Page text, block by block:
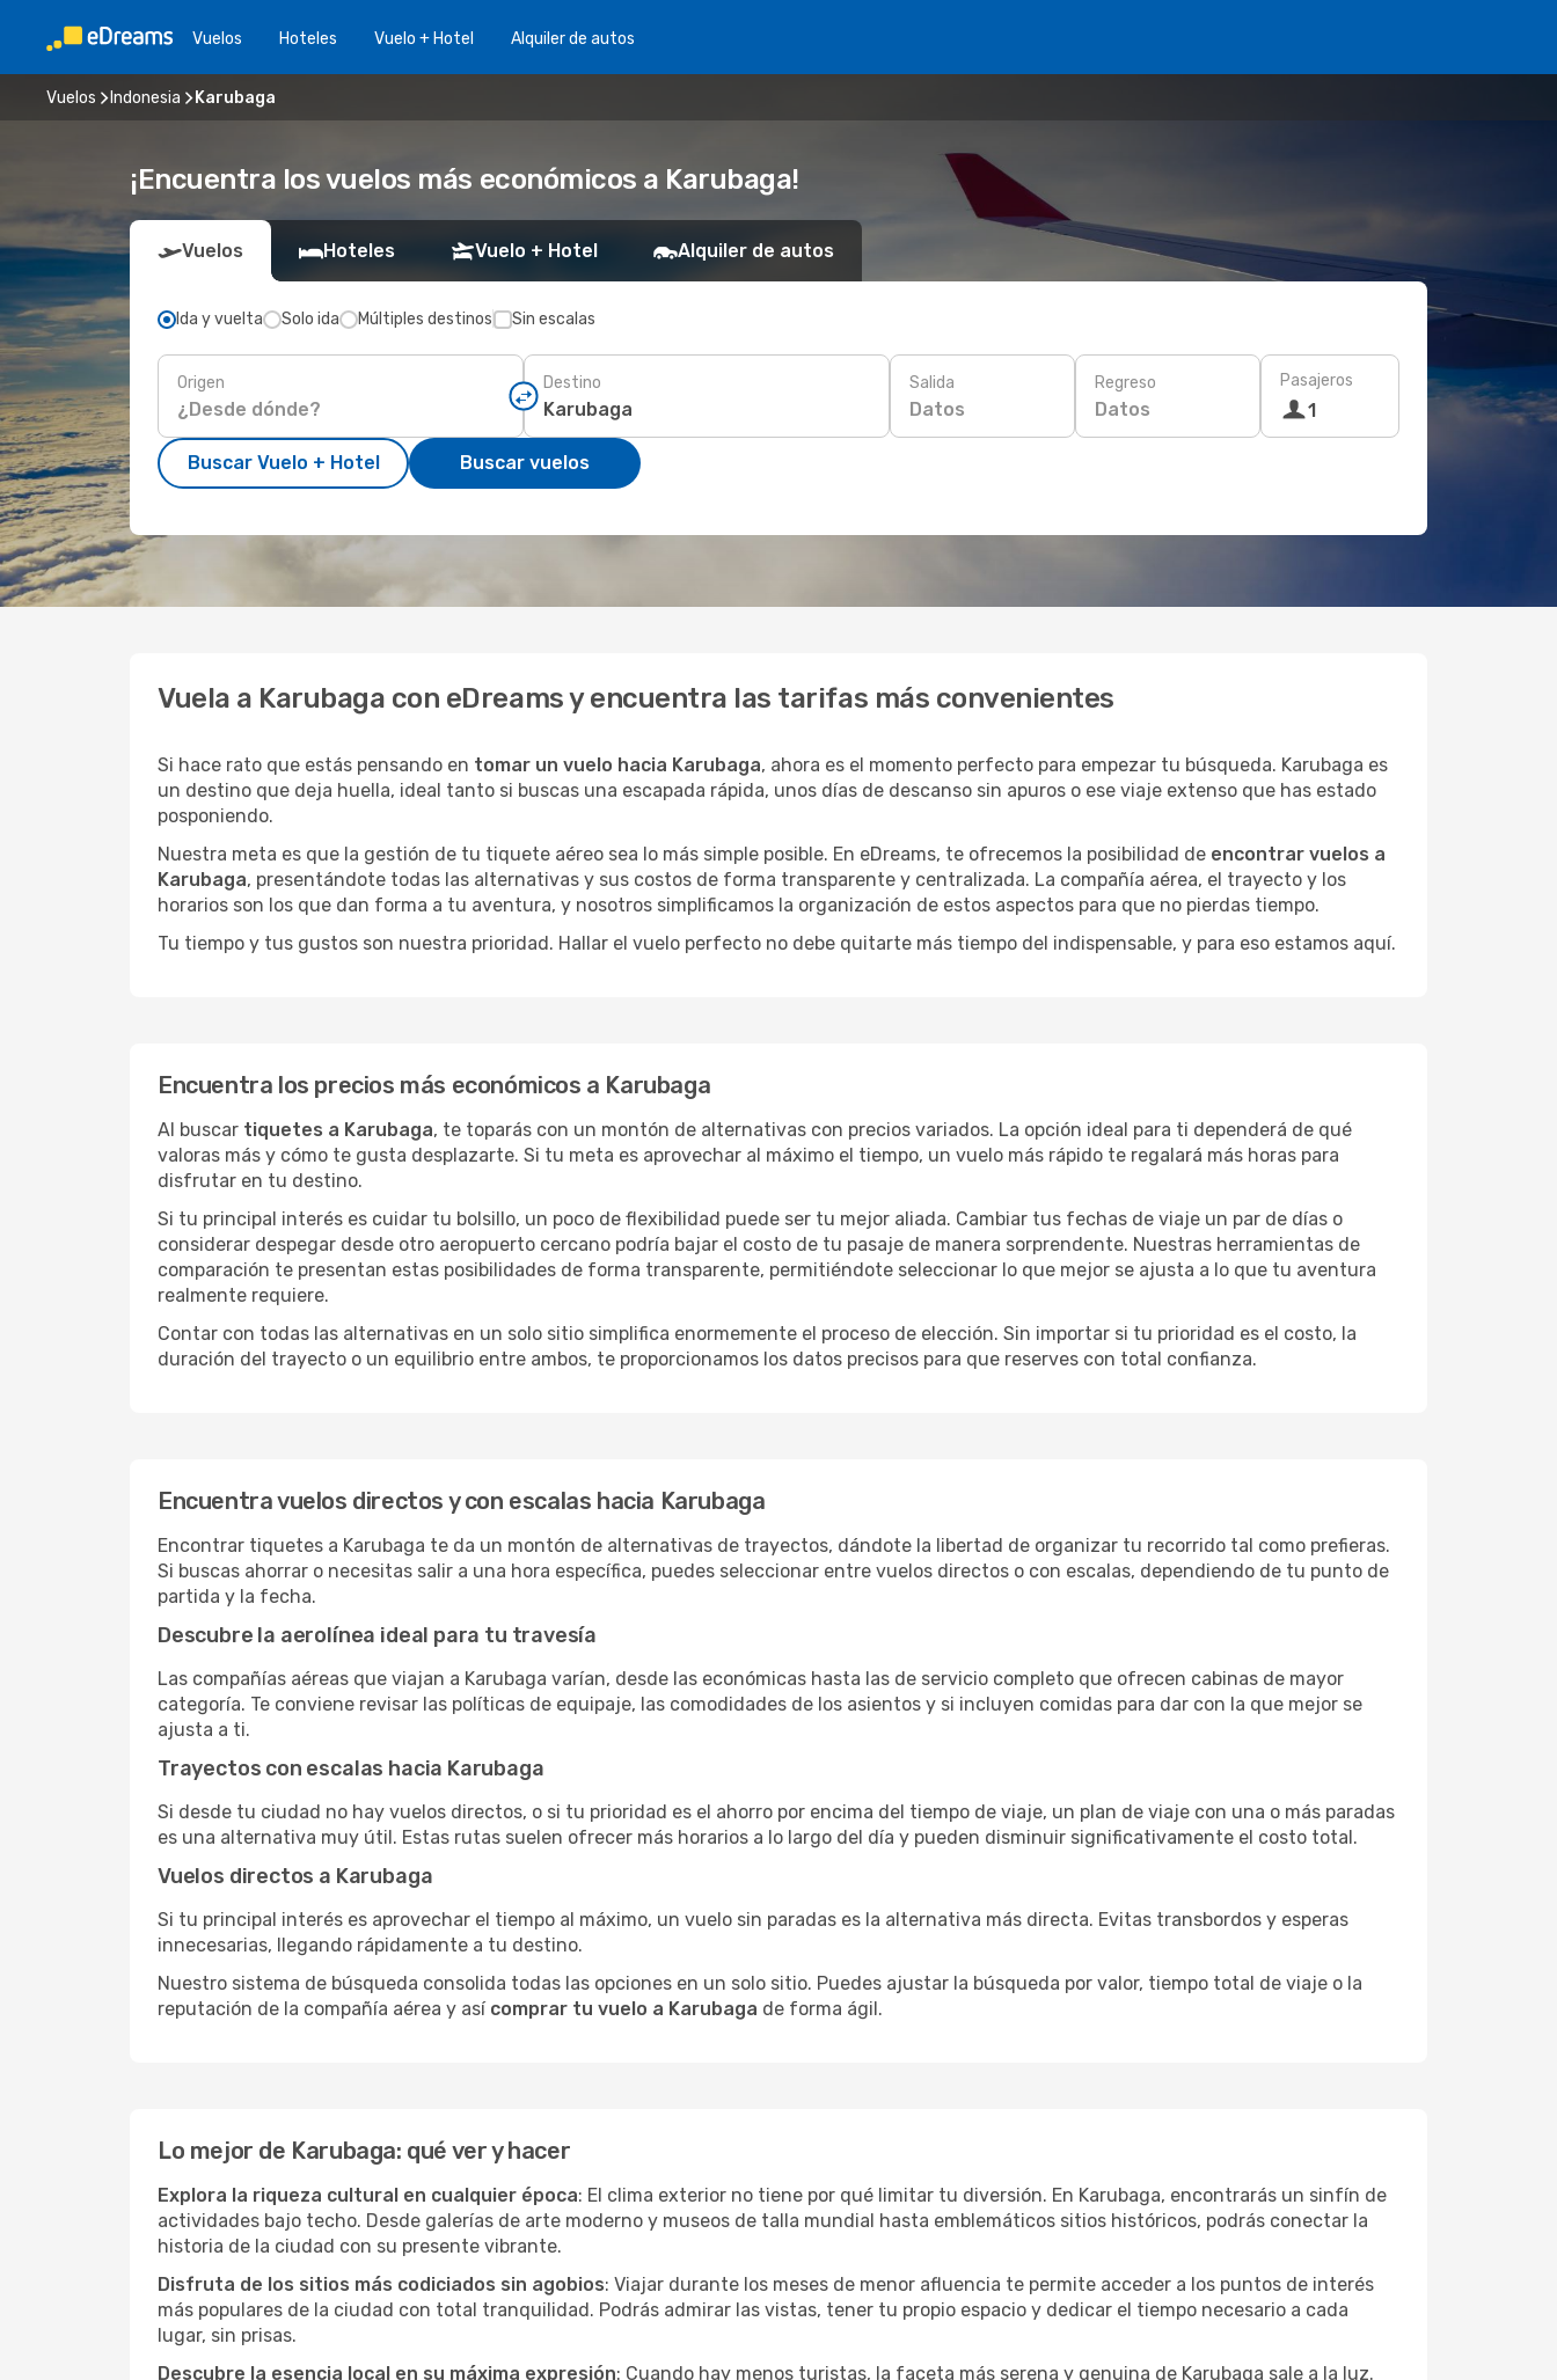
Vuelos Hoteles Vuelo + Hotel Alquiler de autos
Vuelos Indonesia Karubaga
¡Encuentra los vuelos más económicos a Karubaga!
Vuelos Hoteles Vuelo + Hotel Alquiler de autos
Ida y vuelta Solo ida Múltiples destinos Sin escalas
Origen Destino Salida
Datos
Regreso
Datos
Pasajeros
1
Buscar Vuelo + Hotel Buscar vuelos
Vuela a Karubaga con eDreams y encuentra las tarifas más convenientes
Si hace rato que estás pensando en tomar un vuelo hacia Karubaga, ahora es el momento perfecto para empezar tu búsqueda. Karubaga es
un destino que deja huella, ideal tanto si buscas una escapada rápida, unos días de descanso sin apuros o ese viaje extenso que has estado
posponiendo.
Nuestra meta es que la gestión de tu tiquete aéreo sea lo más simple posible. En eDreams, te ofrecemos la posibilidad de encontrar vuelos a
Karubaga, presentándote todas las alternativas y sus costos de forma transparente y centralizada. La compañía aérea, el trayecto y los
horarios son los que dan forma a tu aventura, y nosotros simplificamos la organización de estos aspectos para que no pierdas tiempo.
Tu tiempo y tus gustos son nuestra prioridad. Hallar el vuelo perfecto no debe quitarte más tiempo del indispensable, y para eso estamos aquí.
Encuentra los precios más económicos a Karubaga
Al buscar tiquetes a Karubaga, te toparás con un montón de alternativas con precios variados. La opción ideal para ti dependerá de qué
valoras más y cómo te gusta desplazarte. Si tu meta es aprovechar al máximo el tiempo, un vuelo más rápido te regalará más horas para
disfrutar en tu destino.
Si tu principal interés es cuidar tu bolsillo, un poco de flexibilidad puede ser tu mejor aliada. Cambiar tus fechas de viaje un par de días o
considerar despegar desde otro aeropuerto cercano podría bajar el costo de tu pasaje de manera sorprendente. Nuestras herramientas de
comparación te presentan estas posibilidades de forma transparente, permitiéndote seleccionar lo que mejor se ajusta a lo que tu aventura
realmente requiere.
Contar con todas las alternativas en un solo sitio simplifica enormemente el proceso de elección. Sin importar si tu prioridad es el costo, la
duración del trayecto o un equilibrio entre ambos, te proporcionamos los datos precisos para que reserves con total confianza.
Encuentra vuelos directos y con escalas hacia Karubaga
Encontrar tiquetes a Karubaga te da un montón de alternativas de trayectos, dándote la libertad de organizar tu recorrido tal como prefieras.
Si buscas ahorrar o necesitas salir a una hora específica, puedes seleccionar entre vuelos directos o con escalas, dependiendo de tu punto de
partida y la fecha.
Descubre la aerolínea ideal para tu travesía
Las compañías aéreas que viajan a Karubaga varían, desde las económicas hasta las de servicio completo que ofrecen cabinas de mayor
categoría. Te conviene revisar las políticas de equipaje, las comodidades de los asientos y si incluyen comidas para dar con la que mejor se
ajusta a ti.
Trayectos con escalas hacia Karubaga
Si desde tu ciudad no hay vuelos directos, o si tu prioridad es el ahorro por encima del tiempo de viaje, un plan de viaje con una o más paradas
es una alternativa muy útil. Estas rutas suelen ofrecer más horarios a lo largo del día y pueden disminuir significativamente el costo total.
Vuelos directos a Karubaga
Si tu principal interés es aprovechar el tiempo al máximo, un vuelo sin paradas es la alternativa más directa. Evitas transbordos y esperas
innecesarias, llegando rápidamente a tu destino.
Nuestro sistema de búsqueda consolida todas las opciones en un solo sitio. Puedes ajustar la búsqueda por valor, tiempo total de viaje o la
reputación de la compañía aérea y así comprar tu vuelo a Karubaga de forma ágil.
Lo mejor de Karubaga: qué ver y hacer
Explora la riqueza cultural en cualquier época: El clima exterior no tiene por qué limitar tu diversión. En Karubaga, encontrarás un sinfín de
actividades bajo techo. Desde galerías de arte moderno y museos de talla mundial hasta emblemáticos sitios históricos, podrás conectar la
historia de la ciudad con su presente vibrante.
Disfruta de los sitios más codiciados sin agobios: Viajar durante los meses de menor afluencia te permite acceder a los puntos de interés
más populares de la ciudad con total tranquilidad. Podrás admirar las vistas, tener tu propio espacio y dedicar el tiempo necesario a cada
lugar, sin prisas.
Descubre la esencia local en su máxima expresión: Cuando hay menos turistas, la faceta más serena y genuina de Karubaga sale a la luz.